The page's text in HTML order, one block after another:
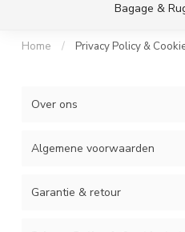
Bagage &
Home / Privacy Policy &
Over ons
Algemene voorwaarden
Garantie & retour